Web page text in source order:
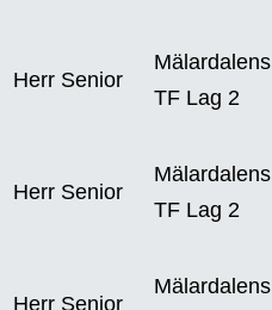
Herr Senior
Mälardalens
TF Lag 2
Herr Senior
Mälardalens
TF Lag 2
Herr Senior
Mälardalens